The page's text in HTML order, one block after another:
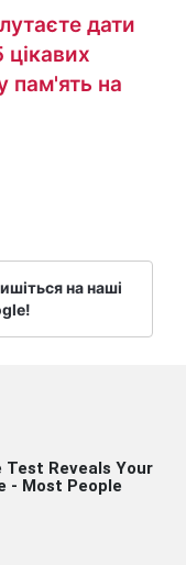
дати
пам'ять на
на наші